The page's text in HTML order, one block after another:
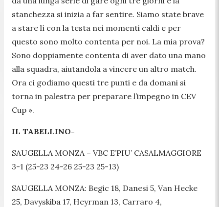
stanchezza si inizia a far sentire. Siamo state brave
a stare lì con la testa nei momenti caldi e per
questo sono molto contenta per noi. La mia prova?
Sono doppiamente contenta di aver dato una mano
alla squadra, aiutandola a vincere un altro match.
Ora ci godiamo questi tre punti e da domani si
torna in palestra per preparare l’impegno in CEV
Cup ».
IL TABELLINO-
SAUGELLA MONZA – VBC E’PIU’ CASALMAGGIORE
3-1 (25-23 24-26 25-23 25-13)
SAUGELLA MONZA: Begic 18, Danesi 5, Van Hecke
25, Davyskiba 17, Heyrman 13, Carraro 4,